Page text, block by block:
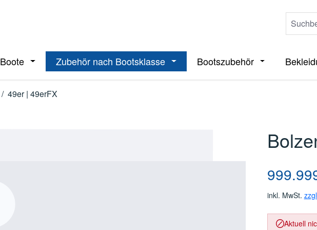
Boote Öffne oder Schließe das Dropdown der Kategorie Boote
Zubehör nach Bootsklasse Öffne oder Schließe das Dropdown
Bootszubehör Öffne oder
/ 49er | 49erFX
Regulärer
inkl. MwSt.
Aktuell